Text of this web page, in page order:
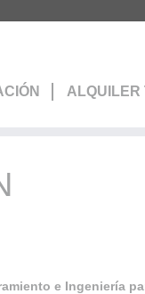
ALQUILER
e Ingeniería